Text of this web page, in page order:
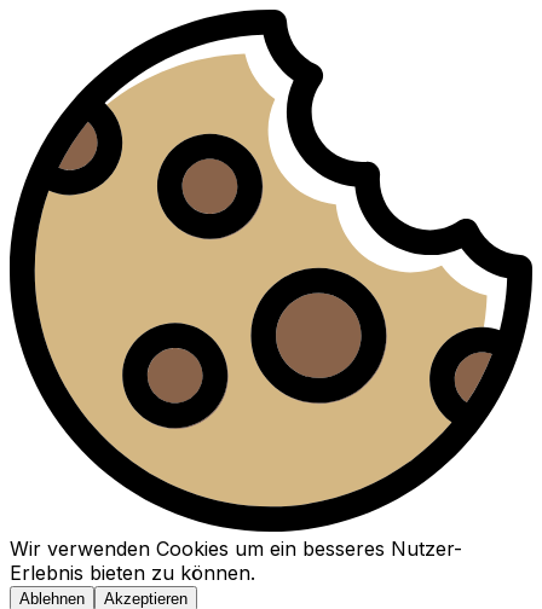
Wir verwenden Cookies um ein besseres Nutzer-
Erlebnis bieten zu können.
Ablehnen Akzeptieren